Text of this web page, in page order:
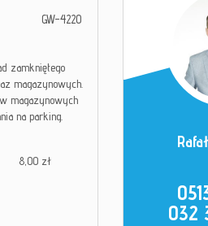
GW-4220
zamkniętego
magazynowych.
magazynowych
na parking.
8,00 zł
032